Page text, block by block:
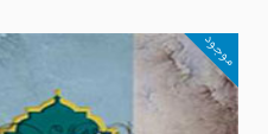
موجود